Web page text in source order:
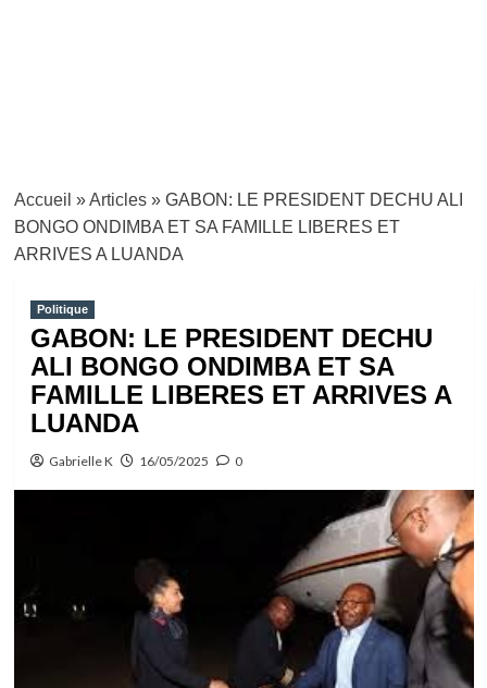
Accueil »Articles» GABON: LE PRESIDENT DECHU ALI
BONGO ONDIMBA ET SA FAMILLE LIBERES ET
ARRIVES A LUANDA
Politique
GABON: LE PRESIDENT DECHU
ALI BONGO ONDIMBA ET SA
FAMILLE LIBERES ET ARRIVES A
LUANDA
Gabrielle K 16/05/2025 0